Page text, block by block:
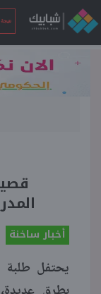
نتيجة
أخبار ساخنة
يحتفل طلبة